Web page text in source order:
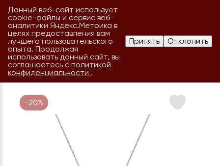
-20%
Данный веб-сайт использует
cookie-файлы и сервис веб-
аналитики Яндекс.Метрика в
целях предоставления вам
лучшего пользовательского
опыта. Продолжая
использовать данный сайт, вы
соглашаетесь сполитикой
конфиденциальности .
Принять Отклонить